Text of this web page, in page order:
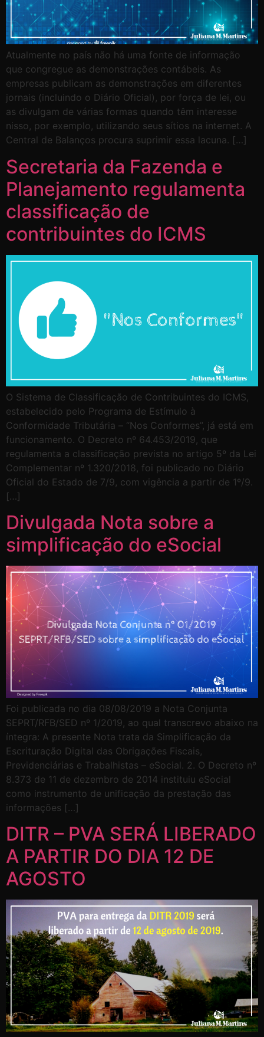
Atualmente no país não há uma fonte de informação
que congregue as demonstrações contábeis. As
empresas publicam as demonstrações em diferentes
jornais (incluindo o Diário Oficial), por força de lei, ou
as divulgam de várias formas quando têm interesse
nisso, por exemplo, utilizando seus sítios na internet. A
Central de Balanços procura suprimir essa lacuna. […]
Secretaria da Fazenda e
Planejamento regulamenta
classificação de
contribuintes do ICMS
O Sistema de Classificação de Contribuintes do ICMS,
estabelecido pelo Programa de Estímulo à
Conformidade Tributária – “Nos Conformes”, já está em
funcionamento. O Decreto nº 64.453/2019, que
regulamenta a classificação prevista no artigo 5º da Lei
Complementar nº 1.320/2018, foi publicado no Diário
Oficial do Estado de 7/9, com vigência a partir de 1º/9.
[…]
Divulgada Nota sobre a
simplificação do eSocial
Foi publicada no dia 08/08/2019 a Nota Conjunta
SEPRT/RFB/SED nº 1/2019, ao qual transcrevo abaixo na
íntegra: A presente Nota trata da Simplificação da
Escrituração Digital das Obrigações Fiscais,
Previdenciárias e Trabalhistas – eSocial. 2. O Decreto nº
8.373 de 11 de dezembro de 2014 instituiu eSocial
como instrumento de unificação da prestação das
informações […]
DITR – PVA SERÁ LIBERADO
A PARTIR DO DIA 12 DE
AGOSTO